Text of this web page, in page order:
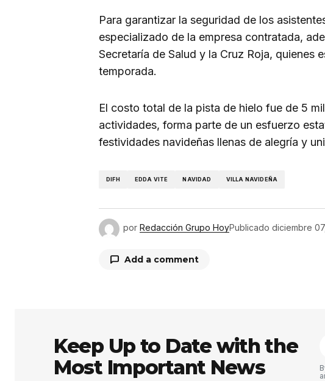
Para garantizar la seguridad de los
especializado de la empresa contratada,
Secretaría de Salud y la Cruz Roja, quienes
temporada.
El costo total de la pista de hielo fue de 5
actividades, forma parte de un esfuerzo
festividades navideñas llenas de alegría y
DIFH EDDA VITE NAVIDAD VILLA NAVIDEÑA
por Redacción Grupo HoyPublicado diciembre
Add a comment
Comentario*
Keep Up to Date with the
Most Important News